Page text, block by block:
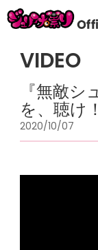
VIDEO
『無敵
を、聴け
2020/10/07